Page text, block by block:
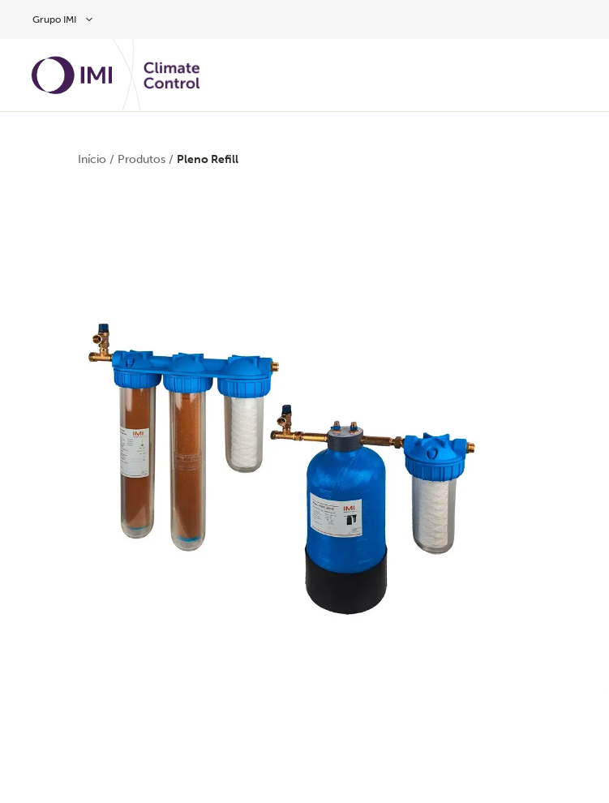
Grupo IMI
Início / Produtos / Pleno Refill